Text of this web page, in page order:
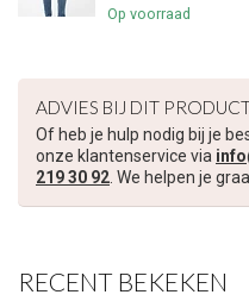
Op voorraad
ADVIES BIJ DIT
Of heb je hulp nodig bij je
onze klantenservice via
219 30 92. We helpen je
RECENT BEKEKEN